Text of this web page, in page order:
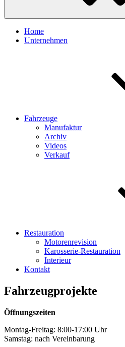
Home
Unternehmen
Fahrzeuge
Manufaktur
Archiv
Videos
Verkauf
Restauration
Motorenrevision
Karosserie-Restauration
Interieur
Kontakt
Fahrzeugprojekte
Öffnungszeiten
Montag-Freitag: 8:00-17:00 Uhr
Samstag: nach Vereinbarung